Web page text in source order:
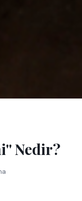
Nedir?